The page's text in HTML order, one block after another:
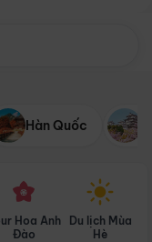
Hàn Quốc
Hoa Anh
Đào
Du lịch Mùa
Hè